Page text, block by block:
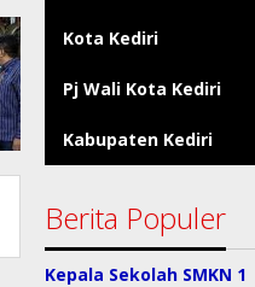
Kota Kediri
Pj Wali Kota Kediri
Kabupaten Kediri
Berita Populer
Kepala Sekolah SMKN 1